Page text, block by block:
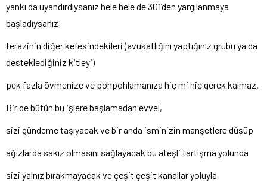
yankı da uyandırdıysanız hele hele de 301’den yargılanmaya
başladıysanız
terazinin diğer kefesindekileri (avukatlığını yaptığınız grubu ya da
desteklediğiniz kitleyi)
pek fazla övmenize ve pohpohlamanıza hiç mi hiç gerek kalmaz.
Bir de bütün bu işlere başlamadan evvel,
sizi gündeme taşıyacak ve bir anda isminizin manşetlere düşüp
ağızlarda sakız olmasını sağlayacak bu ateşli tartışma yolunda
sizi yalnız bırakmayacak ve çeşit çeşit kanallar yoluyla